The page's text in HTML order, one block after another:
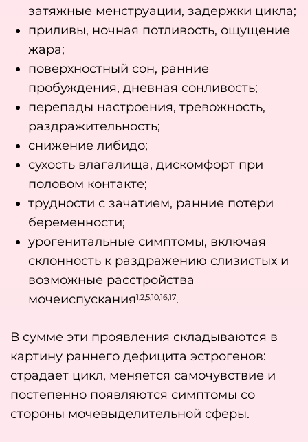
затяжные менструации, задержки цикла;
приливы, ночная потливость, ощущение
жара;
поверхностный сон, ранние
пробуждения, дневная сонливость;
перепады настроения, тревожность,
раздражительность;
снижение либидо;
сухость влагалища, дискомфорт при
половом контакте;
трудности с зачатием, ранние потери
беременности;
урогенитальные симптомы, включая
склонность к раздражению слизистых и
возможные расстройства
мочеиспускания1,2,5,10,16,17.
В сумме эти проявления складываются в
картину раннего дефицита эстрогенов:
страдает цикл, меняется самочувствие и
постепенно появляются симптомы со
стороны мочевыделительной сферы.